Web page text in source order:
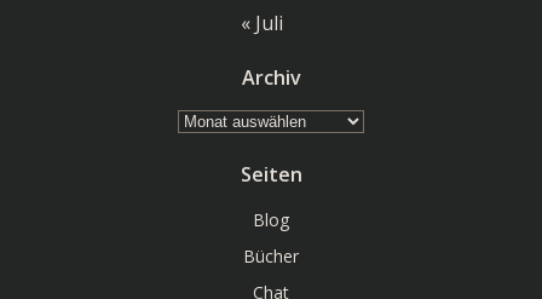
« Juli
Archiv
Archiv
Seiten
Blog
Bücher
Chat